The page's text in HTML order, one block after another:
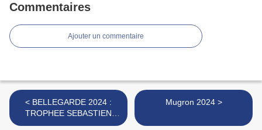
Commentaires
Ajouter un commentaire
< BELLEGARDE 2024 :
TROPHEE SEBASTIEN
CASTELLA
Mugron 2024 >